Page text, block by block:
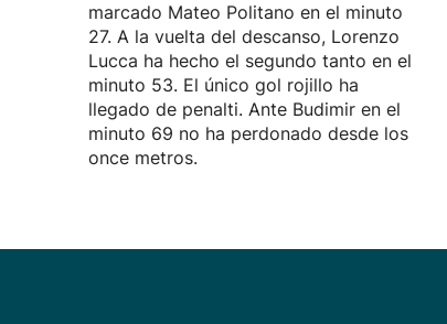
marcado Mateo Politano en el minuto
27. A la vuelta del descanso, Lorenzo
Lucca ha hecho el segundo tanto en el
minuto 53. El único gol rojillo ha
llegado de penalti. Ante Budimir en el
minuto 69 no ha perdonado desde los
once metros.